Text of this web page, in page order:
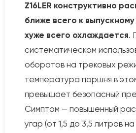
Z16LER конструктивно
ближе всего к
хуже всего охлаждается.
систематическом
оборотов на трековых
температура поршня в
превышает безопасный
Симптом — повышенный
угар (от 1,5 до 3,5 литров